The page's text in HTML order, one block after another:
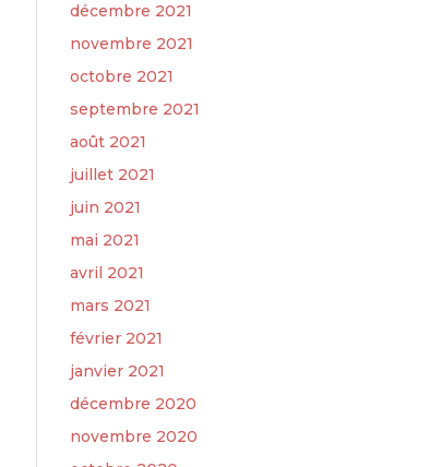
décembre 2021
novembre 2021
octobre 2021
septembre 2021
août 2021
juillet 2021
juin 2021
mai 2021
avril 2021
mars 2021
février 2021
janvier 2021
décembre 2020
novembre 2020